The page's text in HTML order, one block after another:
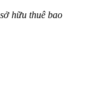
hữu thuê bao